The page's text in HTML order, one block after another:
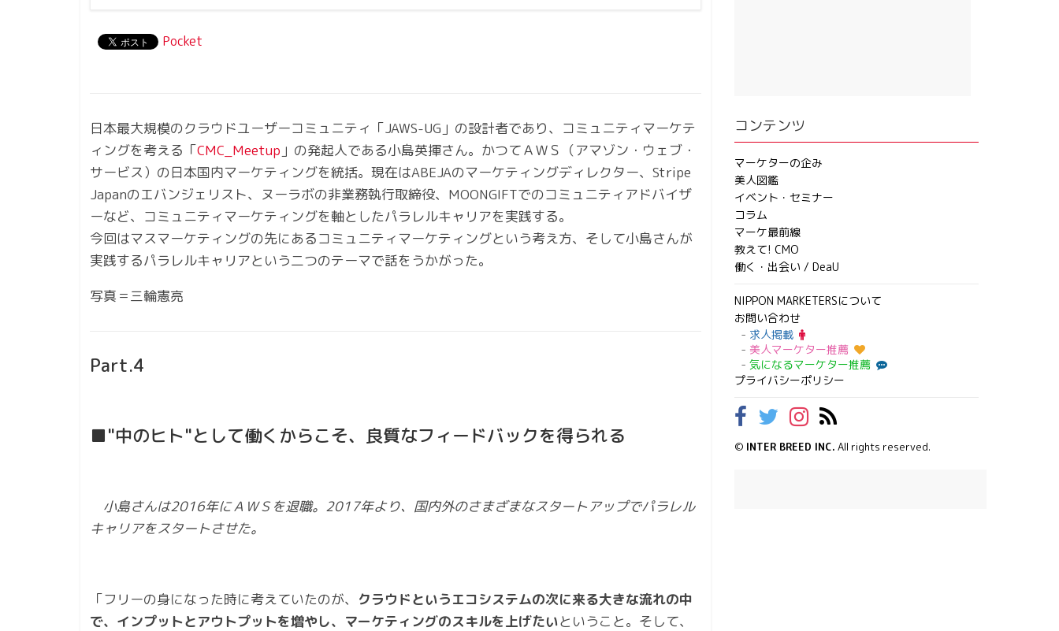
Pocket
日本最大規模のクラウドユーザーコミュニティ「JAWS-UG」の設計者であり、コミュニティマーケテ
ィングを考える「CMC_Meetup 」の発起人である小島英揮さん。かつてＡＷＳ（アマゾン・ウェブ・
サービス）の日本国内マーケティングを統括。現在はABEJAのマーケティングディレクター、Stripe
Japanのエバンジェリスト、ヌーラボの非業務執行取締役、MOONGIFTでのコミュニティアドバイザ
ーなど、コミュニティマーケティングを軸としたパラレルキャリアを実践する。
今回はマスマーケティングの先にあるコミュニティマーケティングという考え方、そして小島さんが
実践するパラレルキャリアという二つのテーマで話をうかがった。
写真＝三輪憲亮
Part.4
■"中のヒト"として働くからこそ、良質なフィードバックを得られる
小島さんは2016年にＡＷＳを退職。2017年より、国内外のさまざまなスタートアップでパラレル
キャリアをスタートさせた。
「フリーの身になった時に考えていたのが、 クラウドというエコシステムの次に来る大きな流れの中
で、インプットとアウトプットを増やし、マーケティングのスキルを上げたいということ。そして、
コンテンツ
マーケターの企み
美人図鑑
イベント・セミナー
コラム
マーケ最前線
教えて! CMO
働く・出会い / DeaU
NIPPON MARKETERSについて
お問い合わせ
求人掲載
美人マーケター推薦
気になるマーケター推薦
プライバシーポリシー
© INTER BREED INC. All rights reserved.